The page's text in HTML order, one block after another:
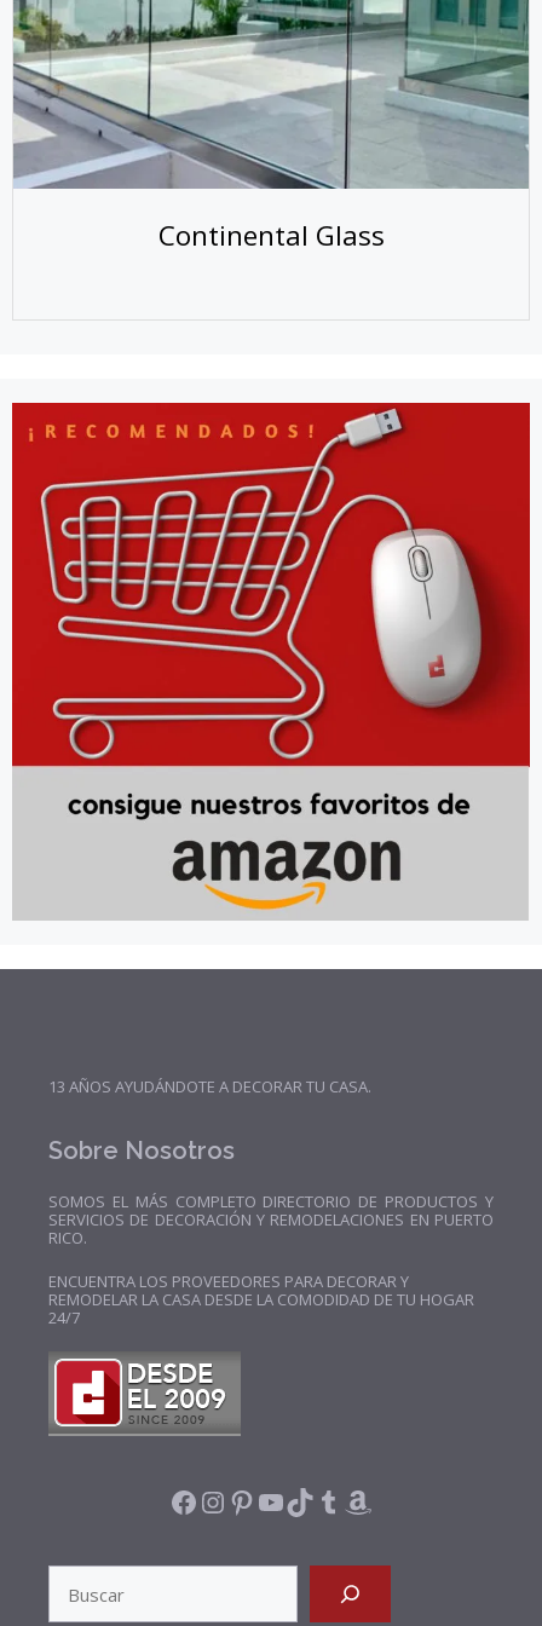
Continental Glass
13 AÑOS AYUDÁNDOTE A DECORAR TU CASA.
Sobre Nosotros
SOMOS EL MÁS COMPLETO DIRECTORIO DE PRODUCTOS Y
SERVICIOS DE DECORACIÓN Y REMODELACIONES EN PUERTO
RICO.
ENCUENTRA LOS PROVEEDORES PARA DECORAR Y
REMODELAR LA CASA DESDE LA COMODIDAD DE TU HOGAR
24/7
FACEBOOK
INSTAGRAM
PINTEREST
YOUTUBE
TIKTOK
TUMBLR
AMAZON
SEARCH